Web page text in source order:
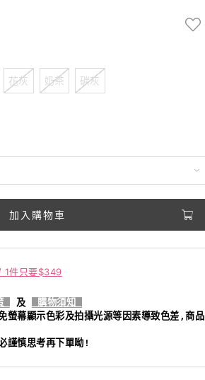
花灰 奶茶 碳灰
加入購物車
1件只要$349
及
購物須知
螢幕顯示色彩及拍攝光源等因素導致色差,商品
謹慎思考再下單呦!